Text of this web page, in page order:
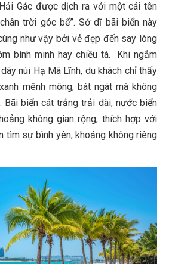
Gác được dịch ra với một cái tên
trời góc bể”. Sở dĩ bãi biển này
như vậy bởi vẻ đẹp đến say lòng
bình minh hay chiều tà. Khi ngắm
núi Hạ Mã Lĩnh, du khách chỉ thấy
mênh mông, bát ngát mà không
Bãi biển cát trắng trải dài, nước biển
không gian rộng, thích hợp với
tìm sự bình yên, khoảng không riêng